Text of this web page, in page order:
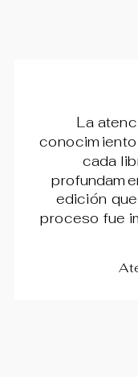
La
cada
edición
proceso fue